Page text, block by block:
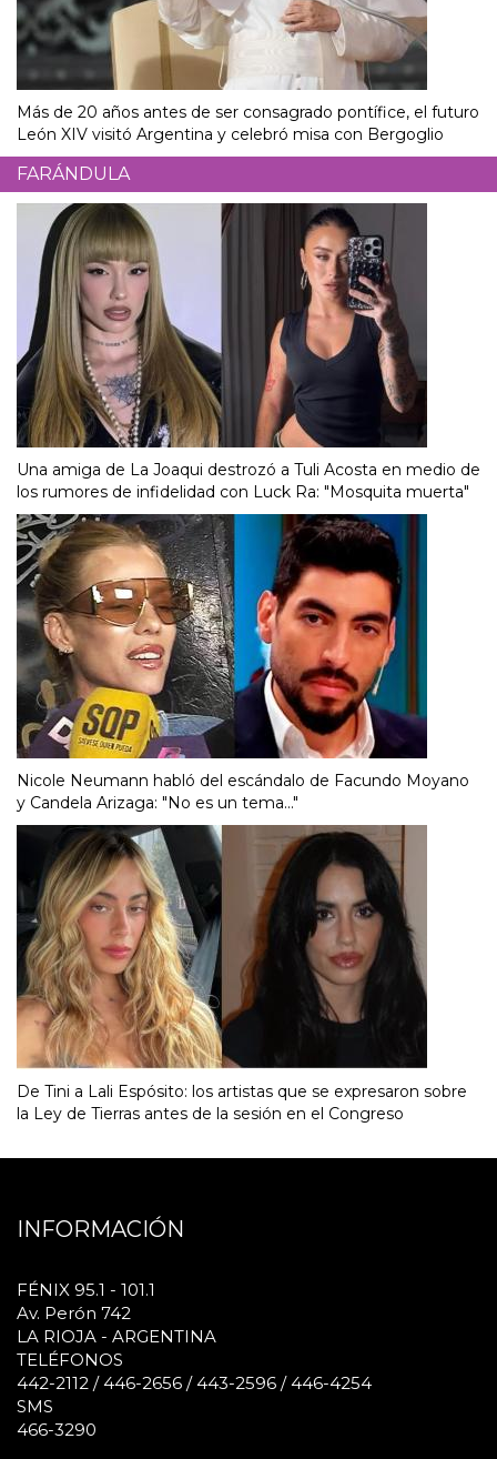
Más de 20 años antes de ser consagrado pontífice, el futuro
León XIV visitó Argentina y celebró misa con Bergoglio
FARÁNDULA
Una amiga de La Joaqui destrozó a Tuli Acosta en medio de
los rumores de infidelidad con Luck Ra: "Mosquita muerta"
Nicole Neumann habló del escándalo de Facundo Moyano
y Candela Arizaga: "No es un tema..."
De Tini a Lali Espósito: los artistas que se expresaron sobre
la Ley de Tierras antes de la sesión en el Congreso
INFORMACIÓN
FÉNIX 95.1 - 101.1
Av. Perón 742
LA RIOJA - ARGENTINA
TELÉFONOS
442-2112 / 446-2656 / 443-2596 / 446-4254
SMS
466-3290